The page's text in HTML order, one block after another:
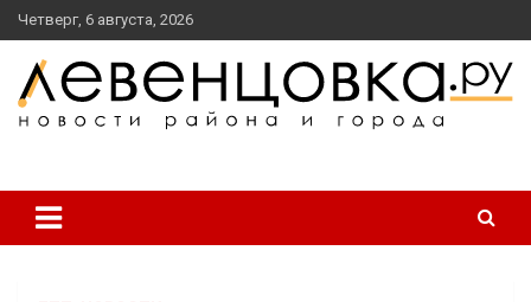
перейти
к
содержанию
Четверг, 6 августа, 2026